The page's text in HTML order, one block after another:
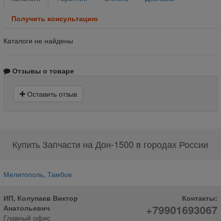
Получить консультацию
Каталоги не найдены
Отзывы о товаре
Оставить отзыв
Купить Запчасти на Дон-1500 в городах России
Мелитополь, Тамбов
ИП, Колупаев Виктор
Анатольевич
Главный офис
Контакты:
+79901693067